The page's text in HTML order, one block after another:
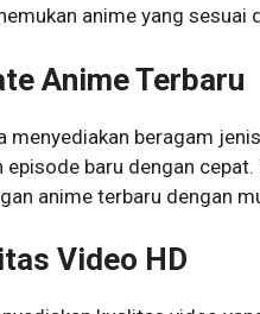
anime yang sesuai
Anime Terbaru
menyediakan beragam
episode baru dengan
anime terbaru dengan
Video HD